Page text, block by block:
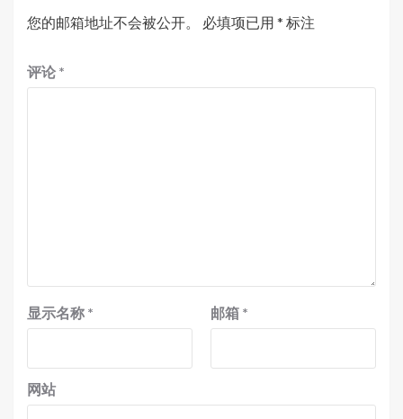
您的邮箱地址不会被公开。 必填项已用 * 标注
评论 *
显示名称 * 邮箱 *
网站